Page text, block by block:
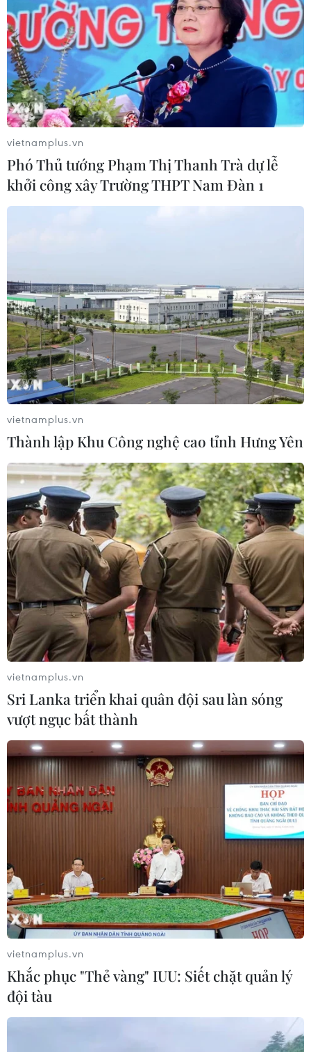
TIN CÙNG CHUYÊN MỤC
59 năm ASEAN: Đoàn kết là “lợi thế
cạnh tranh” đặc biệt của Hiệp hội
Hạ tầng AI - động lực tăng trưởng
mới của Đông Nam Á
07/08/2026 10:19
Thành phố Hồ Chí Minh: Họp mặt kỷ
niệm 59 năm Ngày thành lập ASEAN
vietnamplus.vn
Phó Thủ tướng Phạm Thị Thanh Trà dự lễ
khởi công xây Trường THPT Nam Đàn 1
vietnamplus.vn
Thành lập Khu Công nghệ cao tỉnh Hưng Yên
vietnamplus.vn
Sri Lanka triển khai quân đội sau làn sóng
vượt ngục bất thành
vietnamplus.vn
Khắc phục "Thẻ vàng" IUU: Siết chặt quản lý
đội tàu